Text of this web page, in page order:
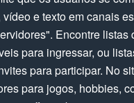
vídeo e texto em canais
Encontre listas
para ingressar, ou
para participar. No
para jogos, hobbies,